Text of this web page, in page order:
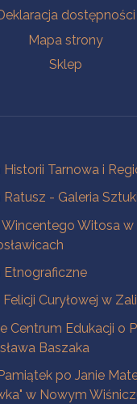
dostępności
Mapa strony
Sklep
Tarnowa i
Ratusz - Galeria
Witosa w
Etnograficzne
Curyłowej w
Centrum Edukacji o
Baszaka
po Janie
w Nowym